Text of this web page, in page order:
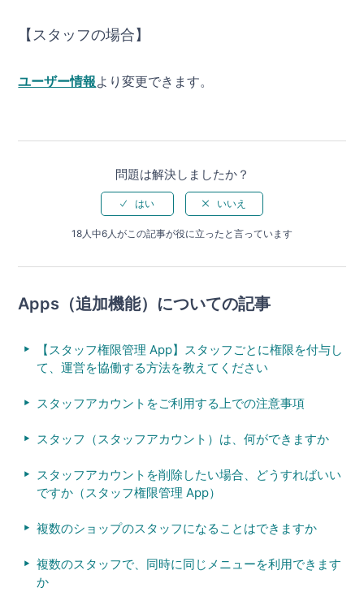
【スタッフの場合】
ユーザー情報より変更できます。
問題は解決しましたか？
18人中6人がこの記事が役に立ったと言っています
Apps（追加機能）についての記事
【スタッフ権限管理 App】スタッフごとに権限を付与し
て、運営を協働する方法を教えてください
スタッフアカウントをご利用する上での注意事項
スタッフ（スタッフアカウント）は、何ができますか
スタッフアカウントを削除したい場合、どうすればいい
ですか（スタッフ権限管理 App）
複数のショップのスタッフになることはできますか
複数のスタッフで、同時に同じメニューを利用できます
か